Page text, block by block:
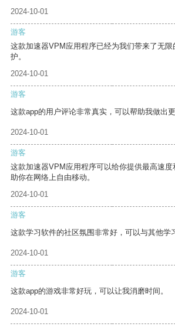
2024-10-01
游客
这款加速器VPM应用程序已经为我们带来了无
护。
2024-10-01
游客
这款app的用户评论非常真实，可以帮助我做出更
2024-10-01
游客
这款加速器VPM应用程序可以给你提供最高速
助你在网络上自由移动。
2024-10-01
游客
这款学习软件的社区氛围非常好，可以与其他学
2024-10-01
游客
这款app的游戏非常好玩，可以让我消磨时间。
2024-10-01